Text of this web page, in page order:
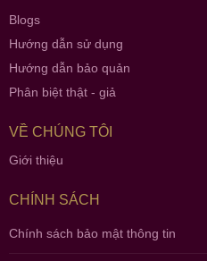
Blogs
Hướng dẫn sử dụng
Hướng dẫn bảo quản
Phân biệt thật - giả
VỀ CHÚNG TÔI
Giới thiệu
CHÍNH SÁCH
Chính sách bảo mật thông tin